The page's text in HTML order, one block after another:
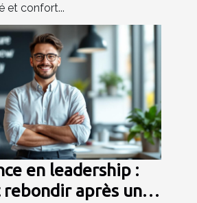
et confort...
en leadership :
rebondir après un